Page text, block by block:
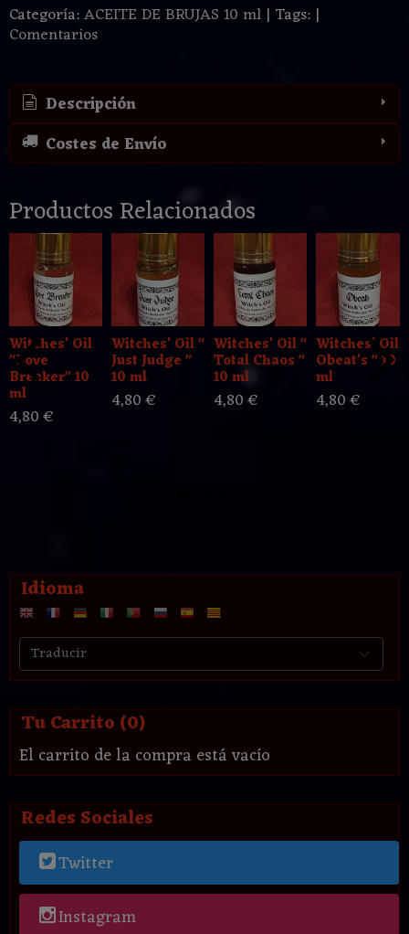
Idioma
Tu Carrito (0)
El carrito de la compra está vacío
Redes Sociales
Twitter
Instagram
Categoría:ACEITE DE BRUJAS 10 ml | Tags: |
Comentarios
Descripción
Costes de Envío
Productos Relacionados
Witches' Oil
"Love
Breaker" 10
ml
4,80 €
Witches' Oil "
Just Judge "
10 ml
4,80 €
Witches' Oil "
Total Chaos "
10 ml
4,80 €
Witches' Oil "
Obeat's " 10
ml
4,80 €